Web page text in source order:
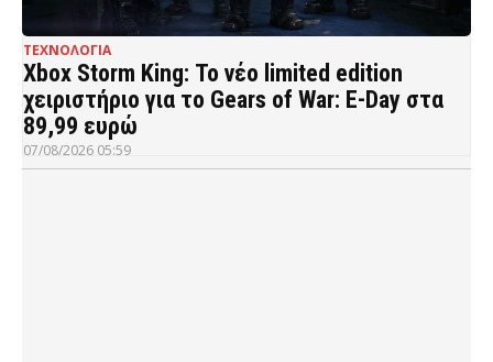
ΤΕΧΝΟΛΟΓΙΑ
Xbox Storm King: Το νέο limited edition
χειριστήριο για το Gears of War: E-Day στα
89,99 ευρώ
07/08/2026 05:59